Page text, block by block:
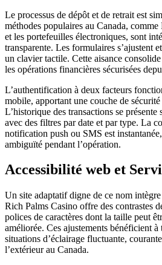
Le processus de dépôt et de retrait est
méthodes populaires au Canada,
et les portefeuilles électroniques, sont
transparente. Les formulaires s’ajustent
un clavier tactile. Cette aisance
les opérations financières sécurisées
L’authentification à deux facteurs
mobile, apportant une couche de
L’historique des transactions se
avec des filtres par date et par type. La
notification push ou SMS est
ambiguïté pendant l’opération.
Accessibilité web et
Un site adaptatif digne de ce nom
Rich Palms Casino offre des contrastes
polices de caractères dont la taille peut
améliorée. Ces ajustements bénéficient à
situations d’éclairage fluctuante,
l’extérieur au Canada.